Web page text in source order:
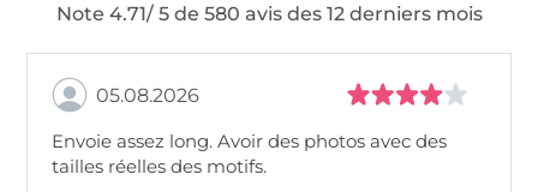
Note 4.71/ 5 de 580 avis des 12 derniers mois
05.08.2026
Envoie assez long. Avoir des photos avec des
tailles réelles des motifs.